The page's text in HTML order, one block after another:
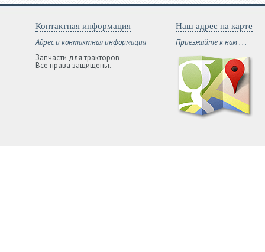
Контактная информация
Адрес и контактная информация
Запчасти для тракторов
Все права защищены.
Наш адрес на карте
Приезжайте к нам . . .